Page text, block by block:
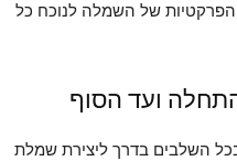
הפרקטיות של השמלה לנוכח כל
ועד הסוף
בכל השלבים בדרך ליצירת שמלת